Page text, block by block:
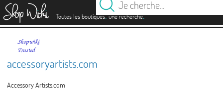
Toutes les boutiques.une recherche.
accessoryartists.com
Accessory Artists.com